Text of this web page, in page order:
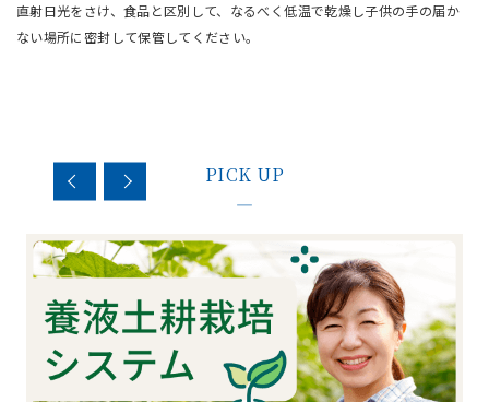
直射日光をさけ、食品と区別して、なるべく低温で乾燥し子供の手の届か
ない場所に密封して保管してください。
PICK UP
—